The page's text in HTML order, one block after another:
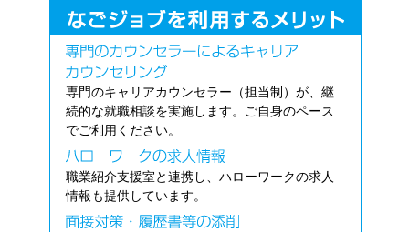
専門のキャリアカウンセラー（担当制）が、継
続的な就職相談を実施します。ご自身のペース
でご利用ください。
職業紹介支援室と連携し、ハローワークの求人
情報も提供しています。